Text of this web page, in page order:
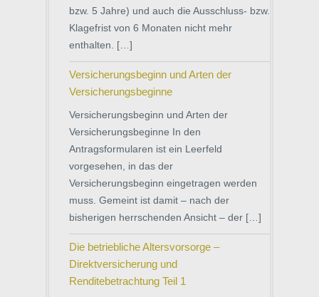
bzw. 5 Jahre) und auch die Ausschluss- bzw.
Klagefrist von 6 Monaten nicht mehr
enthalten. […]
Versicherungsbeginn und Arten der
Versicherungsbeginne
Versicherungsbeginn und Arten der
Versicherungsbeginne In den
Antragsformularen ist ein Leerfeld
vorgesehen, in das der
Versicherungsbeginn eingetragen werden
muss. Gemeint ist damit – nach der
bisherigen herrschenden Ansicht – der […]
Die betriebliche Altersvorsorge –
Direktversicherung und
Renditebetrachtung Teil 1